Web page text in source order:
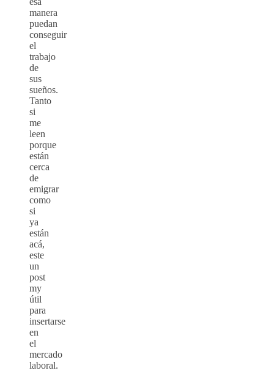
manera
puedan
conseguir
el
trabajo
de
sus
sueños.
Tanto
si
me
leen
porque
están
cerca
de
emigrar
como
si
ya
están
acá,
este
un
post
my
útil
para
insertarse
en
el
mercado
laboral.